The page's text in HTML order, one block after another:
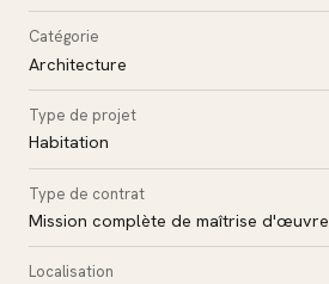
Catégorie
Architecture
Type de projet
Habitation
Type de contrat
Mission complète de maîtrise d'œuvre
Localisation